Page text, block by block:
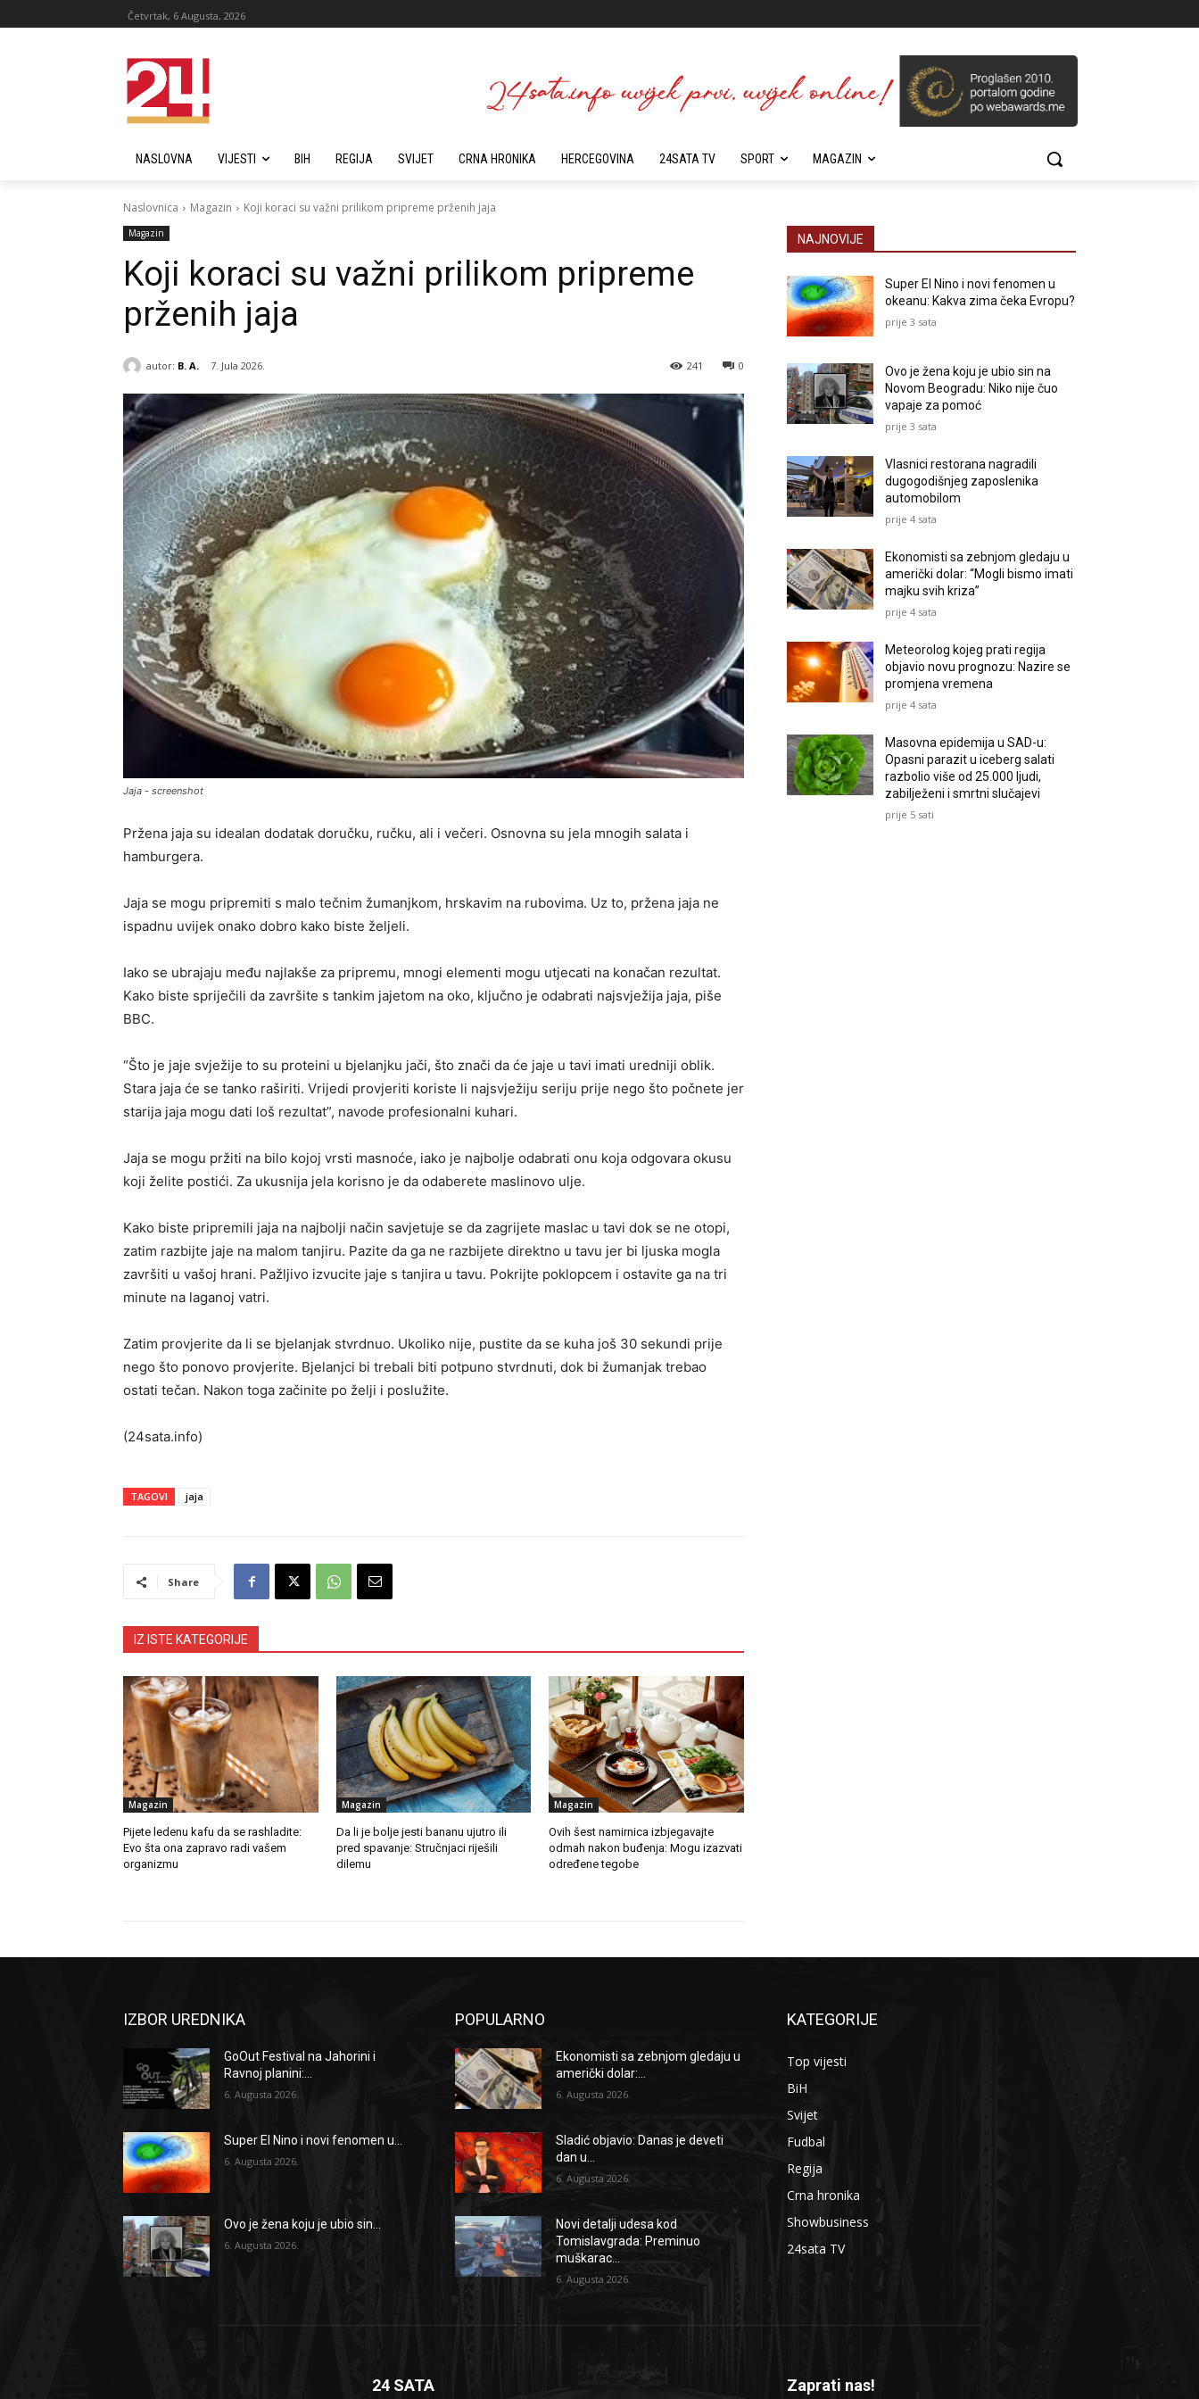
Četvrtak, 6 Augusta, 2026
NASLOVNA VIJESTI BIH REGIJA SVIJET CRNA HRONIKA HERCEGOVINA 24SATA TV SPORT MAGAZIN
Naslovnica Magazin Koji koraci su važni prilikom pripreme prženih jaja
Magazin
Koji koraci su važni prilikom pripreme
prženih jaja
autor: B. A. 7. Jula 2026. 0
241
Jaja - screenshot
Pržena jaja su idealan dodatak doručku, ručku, ali i večeri. Osnovna su jela mnogih salata i
hamburgera.
Jaja se mogu pripremiti s malo tečnim žumanjkom, hrskavim na rubovima. Uz to, pržena jaja ne
ispadnu uvijek onako dobro kako biste željeli.
Iako se ubrajaju među najlakše za pripremu, mnogi elementi mogu utjecati na konačan rezultat.
Kako biste spriječili da završite s tankim jajetom na oko, ključno je odabrati najsvježija jaja, piše
BBC.
“Što je jaje svježije to su proteini u bjelanjku jači, što znači da će jaje u tavi imati uredniji oblik.
Stara jaja će se tanko raširiti. Vrijedi provjeriti koriste li najsvježiju seriju prije nego što počnete jer
starija jaja mogu dati loš rezultat”, navode profesionalni kuhari.
Jaja se mogu pržiti na bilo kojoj vrsti masnoće, iako je najbolje odabrati onu koja odgovara okusu
koji želite postići. Za ukusnija jela korisno je da odaberete maslinovo ulje.
Kako biste pripremili jaja na najbolji način savjetuje se da zagrijete maslac u tavi dok se ne otopi,
zatim razbijte jaje na malom tanjiru. Pazite da ga ne razbijete direktno u tavu jer bi ljuska mogla
završiti u vašoj hrani. Pažljivo izvucite jaje s tanjira u tavu. Pokrijte poklopcem i ostavite ga na tri
minute na laganoj vatri.
Zatim provjerite da li se bjelanjak stvrdnuo. Ukoliko nije, pustite da se kuha još 30 sekundi prije
nego što ponovo provjerite. Bjelanjci bi trebali biti potpuno stvrdnuti, dok bi žumanjak trebao
ostati tečan. Nakon toga začinite po želji i poslužite.
(24sata.info)
TAGOVI jaja
Share
IZ ISTE KATEGORIJE
Magazin
Pijete ledenu kafu da se rashladite:
Evo šta ona zapravo radi vašem
organizmu
Magazin
Da li je bolje jesti bananu ujutro ili
pred spavanje: Stručnjaci riješili
dilemu
Magazin
Ovih šest namirnica izbjegavajte
odmah nakon buđenja: Mogu izazvati
određene tegobe
NAJNOVIJE
Super El Nino i novi fenomen u
okeanu: Kakva zima čeka Evropu?
prije 3 sata
Ovo je žena koju je ubio sin na
Novom Beogradu: Niko nije čuo
vapaje za pomoć
prije 3 sata
Vlasnici restorana nagradili
dugogodišnjeg zaposlenika
automobilom
prije 4 sata
Ekonomisti sa zebnjom gledaju u
američki dolar: “Mogli bismo imati
majku svih kriza”
prije 4 sata
Meteorolog kojeg prati regija
objavio novu prognozu: Nazire se
promjena vremena
prije 4 sata
Masovna epidemija u SAD-u:
Opasni parazit u iceberg salati
razbolio više od 25.000 ljudi,
zabilježeni i smrtni slučajevi
prije 5 sati
IZBOR UREDNIKA
GoOut Festival na Jahorini i
Ravnoj planini:...
6. Augusta 2026.
Super El Nino i novi fenomen u...
6. Augusta 2026.
Ovo je žena koju je ubio sin...
6. Augusta 2026.
POPULARNO
Ekonomisti sa zebnjom gledaju u
američki dolar:...
6. Augusta 2026.
Sladić objavio: Danas je deveti
dan u...
6. Augusta 2026.
Novi detalji udesa kod
Tomislavgrada: Preminuo
muškarac...
6. Augusta 2026.
KATEGORIJE
Top vijesti
BiH
Svijet
Fudbal
Regija
Crna hronika
Showbusiness
24sata TV
24 SATA Zaprati nas!